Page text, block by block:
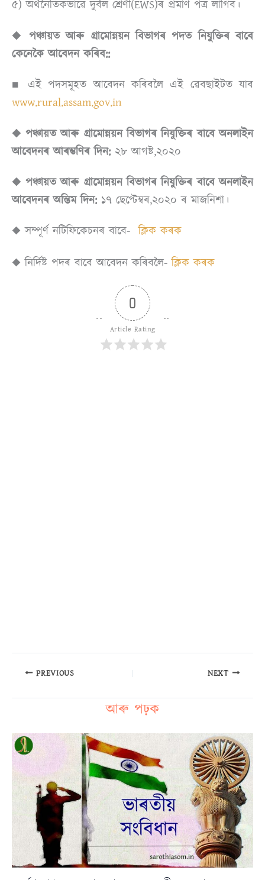
৫) অৰ্থনৈতিকভাৱে দুৰ্বল শ্ৰেণী(EWS)ৰ প্ৰমাণ পত্ৰ লাগিব।
◆ পঞ্চায়ত আৰু গ্ৰামোন্নয়ন বিভাগৰ পদত নিযুক্তিৰ বাবে
কেনেকৈ আবেদন কৰিব::
■ এই পদসমূহত আবেদন কৰিবলৈ এই ৱেবছাইটত যাব
www.rural.assam.gov.in
◆ পঞ্চায়ত আৰু গ্ৰামোন্নয়ন বিভাগৰ নিযুক্তিৰ বাবে অনলাইন
আবেদনৰ আৰম্ভণিৰ দিন: ২৮ আগষ্ট,২০২০
◆ পঞ্চায়ত আৰু গ্ৰামোন্নয়ন বিভাগৰ নিযুক্তিৰ বাবে অনলাইন
আবেদনৰ অন্তিম দিন: ১৭ ছেপ্টেম্বৰ,২০২০ ৰ মাজনিশা।
◆ সম্পূৰ্ণ নটিফিকেচনৰ বাবে-ক্লিক কৰক
◆ নিৰ্দিষ্ট পদৰ বাবে আবেদন কৰিবলৈ-ক্লিক কৰক
0
Article Rating
PREVIOUS NEXT
আৰু পঢ়ক